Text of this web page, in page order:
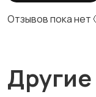
Отзывов пока нет